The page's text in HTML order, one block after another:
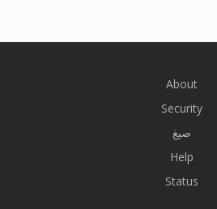
About
Security
صيغ
Help
Status